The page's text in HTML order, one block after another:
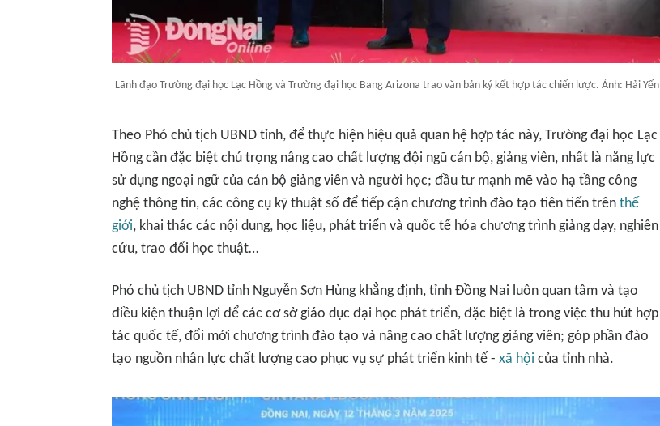
Lãnh đạo Trường đại học Lạc Hồng và Trường đại học Bang Arizona trao văn bản ký kết hợp tác chiến lược. Ảnh: Hải Yến
Theo Phó chủ tịch UBND tỉnh, để thực hiện hiệu quả quan hệ hợp tác này, Trường đại học Lạc
Hồng cần đặc biệt chú trọng nâng cao chất lượng đội ngũ cán bộ, giảng viên, nhất là năng lực
sử dụng ngoại ngữ của cán bộ giảng viên và người học; đầu tư mạnh mẽ vào hạ tầng công
nghệ thông tin, các công cụ kỹ thuật số để tiếp cận chương trình đào tạo tiên tiến trên thế
giới, khai thác các nội dung, học liệu, phát triển và quốc tế hóa chương trình giảng dạy, nghiên
cứu, trao đổi học thuật…
Phó chủ tịch UBND tỉnh Nguyễn Sơn Hùng khẳng định, tỉnh Đồng Nai luôn quan tâm và tạo
điều kiện thuận lợi để các cơ sở giáo dục đại học phát triển, đặc biệt là trong việc thu hút hợp
tác quốc tế, đổi mới chương trình đào tạo và nâng cao chất lượng giảng viên; góp phần đào
tạo nguồn nhân lực chất lượng cao phục vụ sự phát triển kinh tế - xã hội của tỉnh nhà.